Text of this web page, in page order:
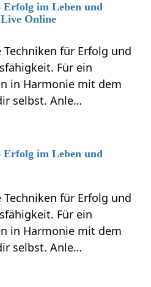
Erfolg im Leben und
Online
für Erfolg und
Für ein
in Harmonie mit dem
selbst. Anle…
Erfolg im Leben und
für Erfolg und
Für ein
in Harmonie mit dem
selbst. Anle…